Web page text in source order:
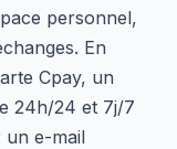
personnel,
En
Cpay, un
24h/24 et 7j/7
un e-mail